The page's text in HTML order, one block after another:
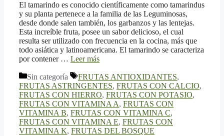
El tamarindo es conocido científicamente como tamarindus
y su planta pertenece a la familia de las Leguminosas,
desde donde salen también, los garbanzos y las lentejas.
Esta increíble fruta, posee un sabor delicioso, el cual
resulta ser utilizado con frecuencia en la cocina, más que
todo asiática y latinoamericana. El tamarindo se caracteriza
por contener … Leer más
Categorías
Sin categoría Etiquetas
FRUTAS ANTIOXIDANTES,
FRUTAS ASTRINGENTES, FRUTAS CON CALCIO,
FRUTAS CON HIERRO, FRUTAS CON POTASIO,
FRUTAS CON VITAMINA A, FRUTAS CON
VITAMINA B, FRUTAS CON VITAMINA C,
FRUTAS CON VITAMINA E, FRUTAS CON
VITAMINA K, FRUTAS DEL BOSQUE